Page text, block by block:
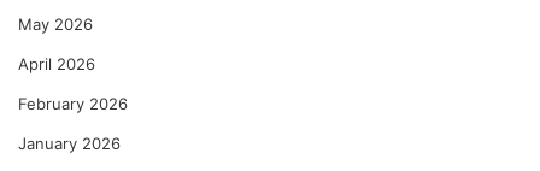
May 2026
April 2026
February 2026
January 2026